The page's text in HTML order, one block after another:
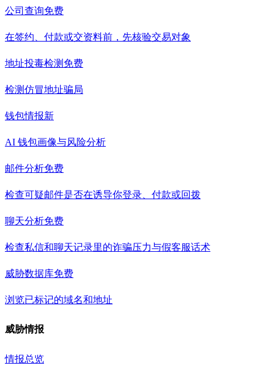
公司查询免费
在签约、付款或交资料前，先核验交易对象
地址投毒检测 免费
检测仿冒地址骗局
钱包情报新
AI 钱包画像与风险分析
邮件分析免费
检查可疑邮件是否在诱导你登录、付款或回拨
聊天分析免费
检查私信和聊天记录里的诈骗压力与假客服话术
威胁数据库免费
浏览已标记的域名和地址
威胁情报
情报总览